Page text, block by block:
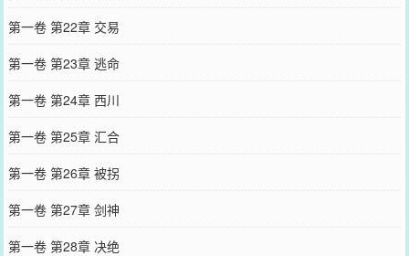
第一卷 第22章 交易
第一卷 第23章 逃命
第一卷 第24章 西川
第一卷 第25章 汇合
第一卷 第26章 被拐
第一卷 第27章 剑神
第一卷 第28章 决绝